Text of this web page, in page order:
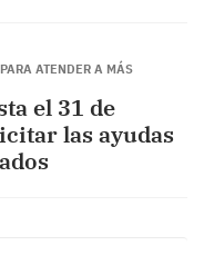
ATENDER A MÁS
el 31 de
las ayudas